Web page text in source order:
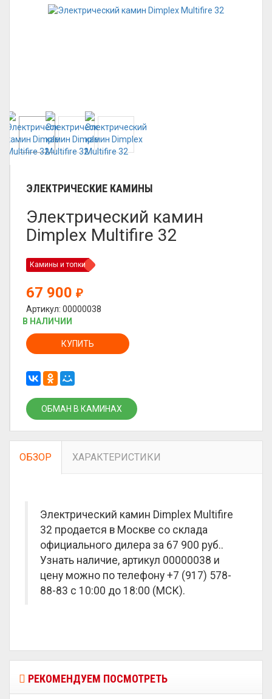
ЭЛЕКТРИЧЕСКИЕ КАМИНЫ
Электрический камин
Dimplex Multifire 32
Камины и топки
67 900 ₽
Артикул: 00000038
В НАЛИЧИИ
КУПИТЬ
ОБМАН В КАМИНАХ
ОБЗОР ХАРАКТЕРИСТИКИ
Электрический камин Dimplex Multifire
32 продается в Москве со склада
официального дилера за 67 900 руб..
Узнать наличие, артикул 00000038 и
цену можно по телефону +7 (917) 578-
88-83 с 10:00 до 18:00 (МСК).
РЕКОМЕНДУЕМ ПОСМОТРЕТЬ